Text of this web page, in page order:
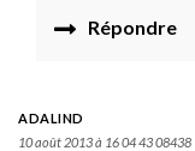
Répondre
ADALIND
10 août 2013 à 16 04 43 08438